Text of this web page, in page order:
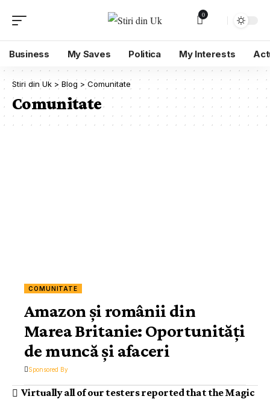
0
Business My Saves Politica My Interests
Stiri din Uk > Blog > Comunitate
Comunitate
COMUNITATE
Amazon și românii din
Marea Britanie: Oportunități
de muncă și afaceri
Sponsored By
Virtually all of our testers reported that the Magic